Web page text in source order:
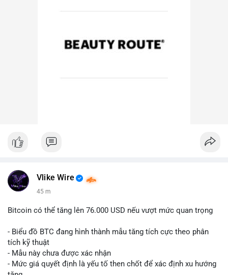
Vlike Wire
45 m
Bitcoin có thể tăng lên 76.000 USD nếu vượt mức quan trọng
- Biểu đồ BTC đang hình thành mẫu tăng tích cực theo phân
tích kỹ thuật
- Mẫu này chưa được xác nhận
- Mức giá quyết định là yếu tố then chốt để xác định xu hướng